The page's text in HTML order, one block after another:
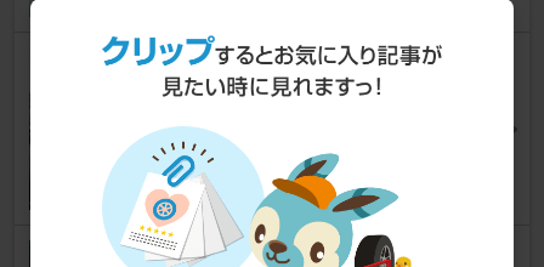
メーカー不明 エアコンパネル
(ベント)
Works囃師＠86さん
14
MICHELIN PILOT SPORT 4S